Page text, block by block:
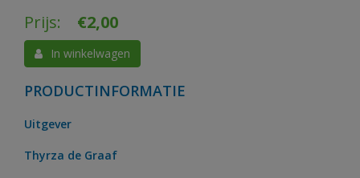
Prijs: €2,00
In winkelwagen
PRODUCTINFORMATIE
Uitgever
Thyrza de Graaf